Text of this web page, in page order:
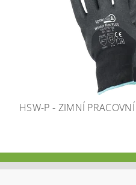
HSW-P - ZIMNÍ